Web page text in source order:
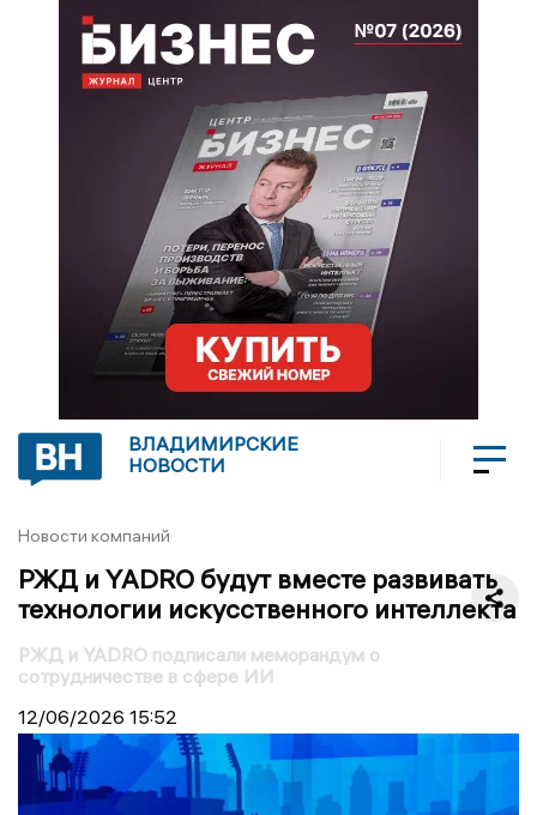
ВЛАДИМИРСКИЕ
НОВОСТИ
Новости компаний
РЖД и YADRO будут вместе развивать
технологии искусственного интеллекта
РЖД и YADRO подписали меморандум о
сотрудничестве в сфере ИИ
12/06/2026 15:52